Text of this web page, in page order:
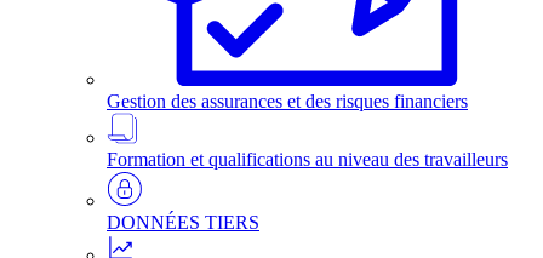
Gestion des assurances et des risques financiers
Formation et qualifications au niveau des travailleurs
DONNÉES TIERS